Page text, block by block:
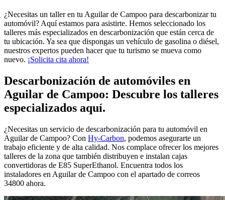
¿Necesitas un taller en tu Aguilar de Campoo para descarbonizar tu
automóvil? Aquí estamos para asistirte. Hemos seleccionado los
talleres más especializados en descarbonización que están cerca de
tu ubicación. Ya sea que dispongas un vehículo de gasolina o diésel,
nuestros expertos pueden hacer que tu turismo se mueva como
nuevo. ¡Solicita cita ahora!
Descarbonización de automóviles en
Aguilar de Campoo: Descubre los talleres
especializados aquí.
¿Necesitas un servicio de descarbonización para tu automóvil en
Aguilar de Campoo? Con Hy-Carbon, podemos asegurarte un
trabajo eficiente y de alta calidad. Nos complace ofrecer los mejores
talleres de la zona que también distribuyen e instalan cajas
convertidoras de E85 SuperEthanol. Encuentra todos los
instaladores en Aguilar de Campoo con el apartado de correos
34800 ahora.